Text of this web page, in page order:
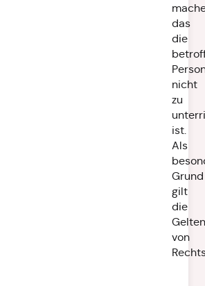
das
die
nicht
zu
ist.
Als
Grund
gilt
die
von